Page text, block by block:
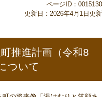
ページID：0015130
更新日：2026年4月1日更新
推進計画（令和8
ついて